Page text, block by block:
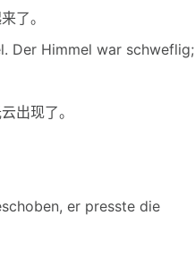
了。
Der Himmel war schweflig;
出现了。
er presste die